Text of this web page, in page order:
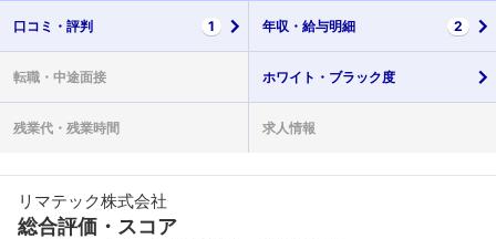
口コミ・ 評判 1 年収・ 給与明細 2
転職・ 中途面接 ホワイト・ ブラック度
残業代・ 残業時間 求人情報
リマテック株式会社
総合評価・スコア